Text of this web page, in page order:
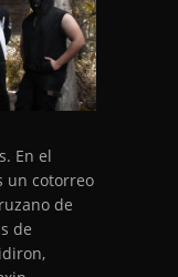
En el
un cotorreo
de
de